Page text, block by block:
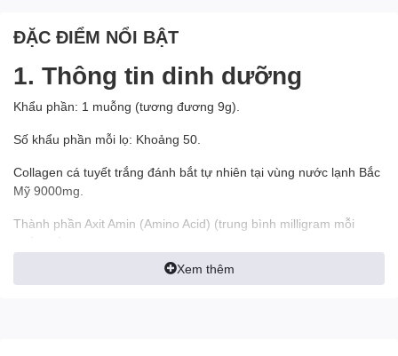
ĐẶC ĐIỂM NỔI BẬT
1. Thông tin dinh dưỡng
Khẩu phần: 1 muỗng (tương đương 9g).
Số khẩu phần mỗi lọ: Khoảng 50.
Collagen cá tuyết trắng đánh bắt tự nhiên tại vùng nước lạnh Bắc
Mỹ 9000mg.
Thành phần Axit Amin (Amino Acid) (trung bình milligram mỗi
khẩu phần):
Alanine 702 mg; Hydroxylysine 36 mg; Arginine 684 mg;
Xem thêm